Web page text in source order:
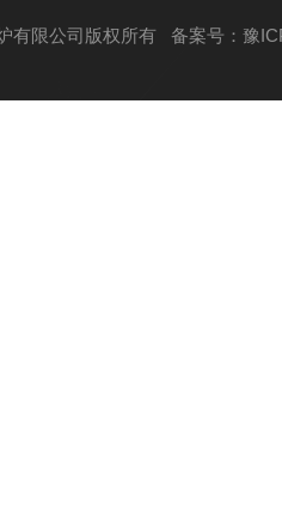
有限公司版权所有 备案号：豫